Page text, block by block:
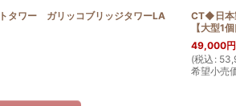
タワー ガリッコブリッジタワーLA
CT◆日本
【大型1個
49,000円
(税込 :
希望小売